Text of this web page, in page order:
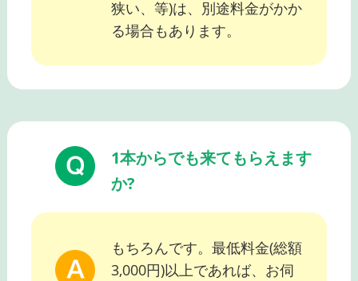
狭い、等)は、別途料金がかか
る場合もあります。
1本からでも来てもらえます
か?
もちろんです。最低料金(総額
3,000円)以上であれば、お伺